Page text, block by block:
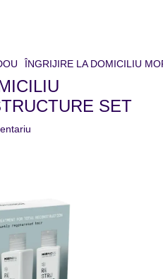
ÎNGRIJIRE LA DOMICILIU
SET